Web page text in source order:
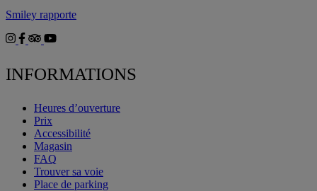
Smiley rapporte
INFORMATIONS
Heures d’ouverture
Prix
Accessibilité
Magasin
FAQ
Trouver sa voie
Place de parking